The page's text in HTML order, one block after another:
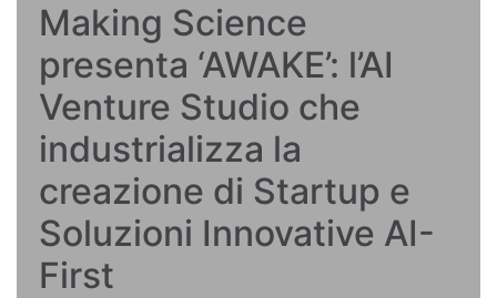
Making Science
presenta ‘AWAKE’: l’AI
Venture Studio che
industrializza la
creazione di Startup e
Soluzioni Innovative AI-
First